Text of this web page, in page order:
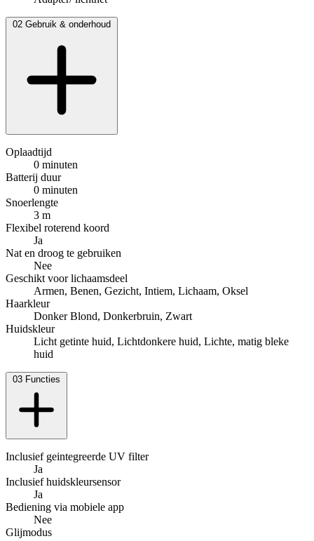
02 Gebruik & onderhoud
Oplaadtijd
0 minuten
Batterij duur
0 minuten
Snoerlengte
3 m
Flexibel roterend koord
Ja
Nat en droog te gebruiken
Nee
Geschikt voor lichaamsdeel
Armen, Benen, Gezicht, Intiem, Lichaam, Oksel
Haarkleur
Donker Blond, Donkerbruin, Zwart
Huidskleur
Licht getinte huid, Lichtdonkere huid, Lichte, matig bleke
huid
03 Functies
Inclusief geintegreerde UV filter
Ja
Inclusief huidskleursensor
Ja
Bediening via mobiele app
Nee
Glijmodus